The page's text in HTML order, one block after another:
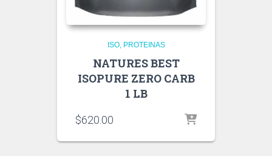
ISO PROTEINAS
NATURES BEST
ISOPURE ZERO CARB
1 LB
$620.00